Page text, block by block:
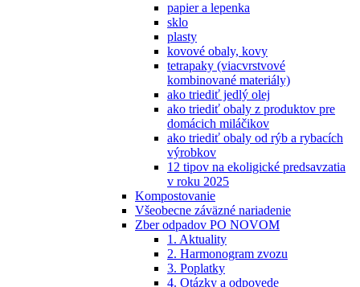
papier a lepenka
sklo
plasty
kovové obaly, kovy
tetrapaky (viacvrstvové
kombinované materiály)
ako triediť jedlý olej
ako triediť obaly z produktov pre
domácich miláčikov
ako triediť obaly od rýb a rybacích
výrobkov
12 tipov na ekoligické predsavzatia
v roku 2025
Kompostovanie
Všeobecne záväzné nariadenie
Zber odpadov PO NOVOM
1. Aktuality
2. Harmonogram zvozu
3. Poplatky
4. Otázky a odpovede